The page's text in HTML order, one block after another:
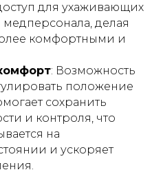
для ухаживающих
делая
комфортными и
: Возможность
положение
сохранить
и контроля, что
на
и ускоряет
такую
-